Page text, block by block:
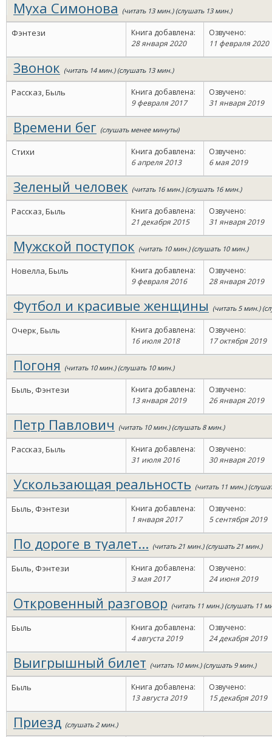
Муха Симонова (читать 13 мин.) (слушать 13 мин.)
Фэнтези
Книга добавлена:
28 января 2020
Озвучено:
11 февраля 2020
Звонок (читать 14 мин.) (слушать 13 мин.)
Рассказ, Быль
Книга добавлена:
9 февраля 2017
Озвучено:
31 января 2019
Времени бег (слушать менее минуты)
Стихи
Книга добавлена:
6 апреля 2013
Озвучено:
6 мая 2019
Зеленый человек (читать 16 мин.) (слушать 16 мин.)
Рассказ, Быль
Книга добавлена:
21 декабря 2015
Озвучено:
31 января 2019
Мужской поступок (читать 10 мин.) (слушать 10 мин.)
Новелла, Быль
Книга добавлена:
9 февраля 2016
Озвучено:
28 января 2019
Футбол и красивые женщины (читать 5 мин.)
Очерк, Быль
Книга добавлена:
16 июля 2018
Озвучено:
17 октября 2019
Погоня (читать 10 мин.) (слушать 10 мин.)
Быль, Фэнтези
Книга добавлена:
13 января 2019
Озвучено:
26 января 2019
Петр Павлович (читать 10 мин.) (слушать 8 мин.)
Рассказ, Быль
Книга добавлена:
31 июля 2016
Озвучено:
30 января 2019
Ускользающая реальность (читать 11 мин.)
Быль, Фэнтези
Книга добавлена:
1 января 2017
Озвучено:
5 сентября 2019
По дороге в туалет... (читать 21 мин.) (слушать 21 мин.)
Быль, Фэнтези
Книга добавлена:
3 мая 2017
Озвучено:
24 июня 2019
Откровенный разговор (читать 11 мин.) (слушать 11
Быль
Книга добавлена:
4 августа 2019
Озвучено:
24 декабря 2019
Выигрышный билет (читать 10 мин.) (слушать 9 мин.)
Быль
Книга добавлена:
13 августа 2019
Озвучено:
15 декабря 2019
Приезд (слушать 2 мин.)